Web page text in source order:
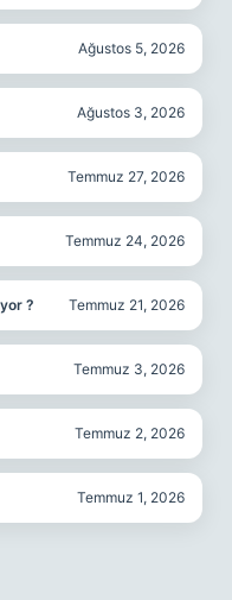
Ağustos 5, 2026
Ağustos 3, 2026
Temmuz 27, 2026
Temmuz 24, 2026
? Temmuz 21, 2026
Temmuz 3, 2026
Temmuz 2, 2026
Temmuz 1, 2026